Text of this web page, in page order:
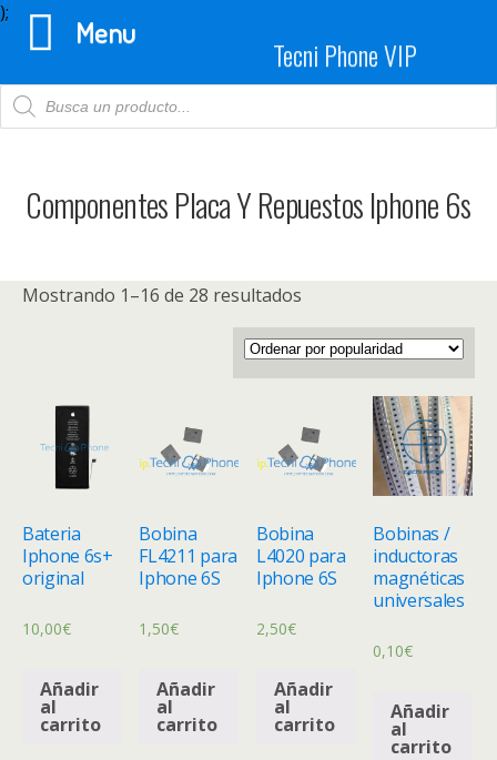
);
Tecni Phone VIP
Products
search
Componentes Placa Y Repuestos Iphone 6s
Mostrando 1–16 de 28 resultados
Bateria
Iphone 6s+
original
10,00€
Añadir
al
carrito
Bobina
FL4211 para
Iphone 6S
1,50€
Añadir
al
carrito
Bobina
L4020 para
Iphone 6S
2,50€
Añadir
al
carrito
Bobinas /
inductoras
magnéticas
universales
0,10€
Añadir
al
carrito
Menu